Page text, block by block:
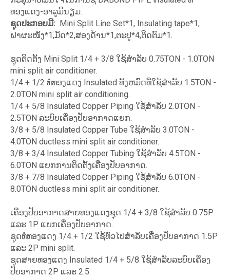
ທອງແດງ-ອາລູມິນຽມ.
ຊຸດປະກອບມີ: Mini Split Line Set*1, Insulating tape*1,
ຝາຜະໜັງ*1,ມັດ*2,ສອງດ້ານ*1,ຕະປູ*4,ຕິດຕົມ*1.
ຊຸດຕິດຕັ້ງ Mini Split 1/4 + 3/8 ໃຊ້ສໍາລັບ 0.75TON - 1.0TON
mini split air conditioner.
1/4 + 1/2 ທໍ່ທອງແດງ Insulated ທັງຫມົດທີ່ໃຊ້ສໍາລັບ 1.5TON -
2.0TON mini split air conditioning.
1/4 + 5/8 Insulated Copper Piping ໃຊ້ສໍາລັບ 2.0TON -
2.5TON ລະບົບເຄື່ອງປັບອາກາດແຍກ.
3/8 + 5/8 Insulated Copper Tube ໃຊ້ສໍາລັບ 3.0TON -
4.0TON ductless mini split air conditioner.
3/8 + 3/4 Insulated Copper Tubing ໃຊ້ສໍາລັບ 4.5TON -
6.0TON ແຍກການຕິດຕັ້ງເຄື່ອງປັບອາກາດ.
3/8 + 7/8 Insulated Copper Piping ໃຊ້ສໍາລັບ 6.0TON -
8.0TON ductless mini split air conditioner.
ເຄື່ອງປັບອາກາດສາຍທອງແດງຊຸດ 1/4 + 3/8 ໃຊ້ສໍາລັບ 0.75P
ແລະ 1P ແຍກເຄື່ອງປັບອາກາດ.
ຊຸດທໍ່ທອງແດງ 1/4 + 1/2 ໃຊ້ທົ່ວໄປສໍາລັບເຄື່ອງປັບອາກາດ 1.5P
ແລະ 2P mini split.
ຊຸດສາຍທອງແດງ Insulated 1/4 + 5/8 ໃຊ້ສໍາລັບລະບົບເຄື່ອງ
ປັບອາກາດ 2P ແລະ 2.5.